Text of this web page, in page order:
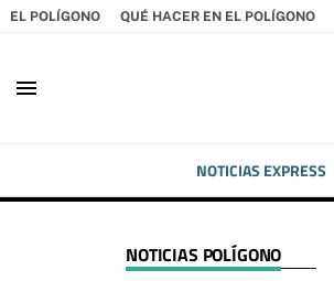
EL POLÍGONO QUÉ HACER EN EL POLÍGONO
menu
NOTICIAS EXPRESS
NOTICIAS POLÍGONO